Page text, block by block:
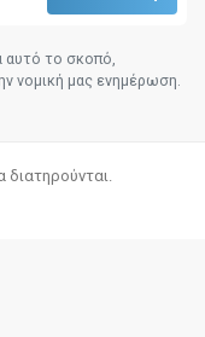
αυτό το σκοπό,
νομική μας ενημέρωση.
διατηρούνται.